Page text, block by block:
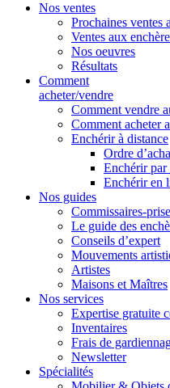
Nos ventes
Prochaines ventes
Ventes aux
Nos oeuvres
Résultats
Comment
acheter/vendre
Comment vendre
Comment acheter
Enchérir à distance
Ordre
Enchérir par
Enchérir en
Nos guides
Commissaires-
Le guide des
Conseils d’expert
Mouvements
Artistes
Maisons et Maîtres
Nos services
Expertise gratuite
Inventaires
Frais de
Newsletter
Spécialités